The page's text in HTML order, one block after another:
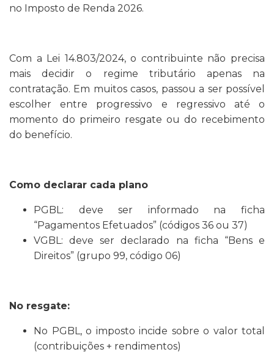
no Imposto de Renda 2026.
Com a Lei 14.803/2024, o contribuinte não precisa
mais decidir o regime tributário apenas na
contratação. Em muitos casos, passou a ser possível
escolher entre progressivo e regressivo até o
momento do primeiro resgate ou do recebimento
do benefício.
Como declarar cada plano
PGBL: deve ser informado na ficha
“Pagamentos Efetuados” (códigos 36 ou 37)
VGBL: deve ser declarado na ficha “Bens e
Direitos” (grupo 99, código 06)
No resgate:
No PGBL, o imposto incide sobre o valor total
(contribuições + rendimentos)